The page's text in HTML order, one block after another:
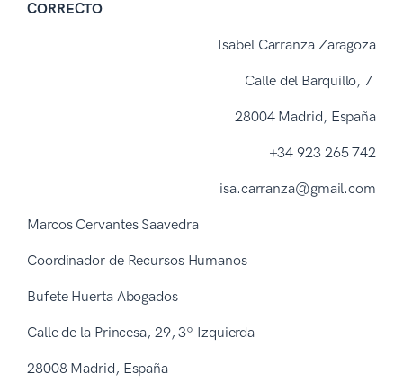
CORRECTO
Isabel Carranza Zaragoza
Calle del Barquillo, 7
28004 Madrid, España
+34 923 265 742
isa.carranza@gmail.com
Marcos Cervantes Saavedra
Coordinador de Recursos Humanos
Bufete Huerta Abogados
Calle de la Princesa, 29, 3º Izquierda
28008 Madrid, España